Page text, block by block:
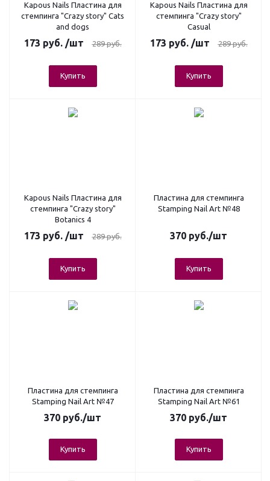
Kapous Nails Пластина для
стемпинга "Crazy story" Cats
and dogs
173 руб. /шт 289руб.
Купить
Kapous Nails Пластина для
стемпинга "Crazy story"
Casual
173 руб. /шт 289руб.
Купить
Kapous Nails Пластина для
стемпинга "Crazy story"
Botanics 4
173 руб. /шт 289руб.
Купить
Пластина для стемпинга
Stamping Nail Art №48
370 руб./шт
Купить
Пластина для стемпинга
Stamping Nail Art №47
370 руб./шт
Купить
Пластина для стемпинга
Stamping Nail Art №61
370 руб./шт
Купить